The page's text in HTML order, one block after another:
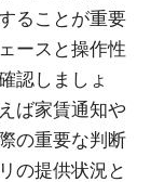
ることが重要
ースと操作性
認しましょ
ば家賃通知や
の重要な判断
の提供状況と